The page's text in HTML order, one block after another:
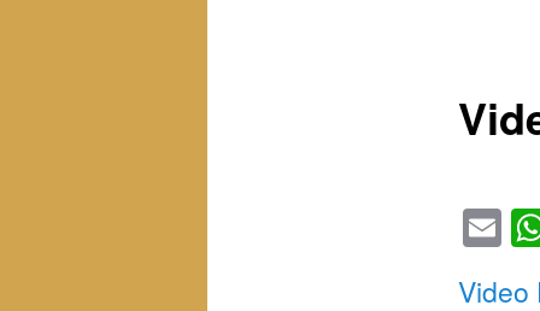
Video